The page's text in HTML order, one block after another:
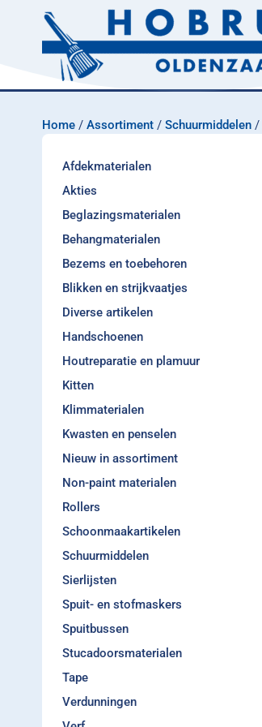
Home / Assortiment / Schuurmiddelen /
Afdekmaterialen
Akties
Beglazingsmaterialen
Behangmaterialen
Bezems en toebehoren
Blikken en strijkvaatjes
Diverse artikelen
Handschoenen
Houtreparatie en plamuur
Kitten
Klimmaterialen
Kwasten en penselen
Nieuw in assortiment
Non-paint materialen
Rollers
Schoonmaakartikelen
Schuurmiddelen
Sierlijsten
Spuit- en stofmaskers
Spuitbussen
Stucadoorsmaterialen
Tape
Verdunningen